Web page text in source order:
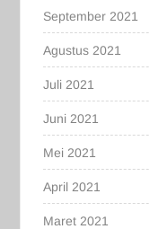
September 2021
Agustus 2021
Juli 2021
Juni 2021
Mei 2021
April 2021
Maret 2021